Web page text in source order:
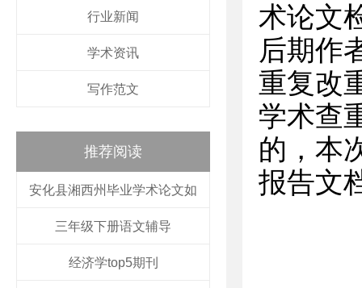
行业新闻
学术资讯
写作范文
推荐阅读
安化县湘西州毕业学术论文如
三年级下册语文辅导
经济学top5期刊
术论文
后期作
重复改
学术查
的，本
报告文